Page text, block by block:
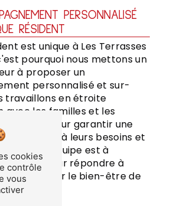
PERSONNALISÉ
RÉSIDENT
est unique à Les Terrasses
pourquoi nous mettons un
à proposer un
personnalisé et sur-
travaillons en étroite
avec les familles et les
résidents pour garantir une
adaptée à leurs besoins et
Notre équipe est à
pour répondre à
et assurer le bien-être de
cookies
contrôle
vous